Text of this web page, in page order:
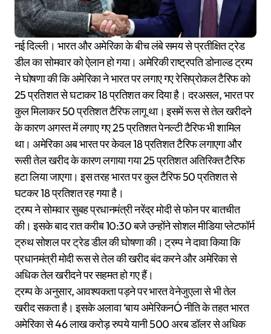
नई दिल्ली। भारत और अमेरिका के बीच लंबे समय से प्रतीक्षित ट्रेड
डील का सोमवार को ऐलान हो गया। अमेरिकी राष्ट्रपति डोनाल्ड ट्रम्प
ने घोषणा की कि अमेरिका ने भारत पर लगाए गए रेसिप्रोकल टैरिफ को
25 प्रतिशत से घटाकर 18 प्रतिशत कर दिया है। दरअसल, भारत पर
कुल मिलाकर 50 प्रतिशत टैरिफ लागू था। इसमें रूस से तेल खरीदने
के कारण अगस्त में लगाए गए 25 प्रतिशत पेनल्टी टैरिफ भी शामिल
था। अमेरिका अब भारत पर केवल 18 प्रतिशत टैरिफ लगाएगा और
रूसी तेल खरीद के कारण लगाया गया 25 प्रतिशत अतिरिक्त टैरिफ
हटा लिया जाएगा। इस तरह भारत पर कुल टैरिफ 50 प्रतिशत से
घटकर 18 प्रतिशत रह गया है।
ट्रम्प ने सोमवार सुबह प्रधानमंत्री नरेंद्र मोदी से फोन पर बातचीत
की। इसके बाद रात करीब 10:30 बजे उन्होंने सोशल मीडिया प्लेटफॉर्म
ट्रुथ सोशल पर ट्रेड डील की घोषणा की। ट्रम्प ने दावा किया कि
प्रधानमंत्री मोदी रूस से तेल की खरीद बंद करने और अमेरिका से
अधिक तेल खरीदने पर सहमत हो गए हैं।
ट्रम्प के अनुसार, आवश्यकता पड़ने पर भारत वेनेजुएला से भी तेल
खरीद सकता है। इसके अलावा ‘बाय अमेरिकनÓ नीति के तहत भारत
अमेरिका से 46 लाख करोड़ रुपये यानी 500 अरब डॉलर से अधिक